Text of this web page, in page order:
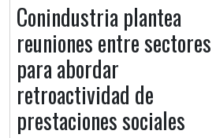
Conindustria plantea
reuniones entre sectores
para abordar
retroactividad de
prestaciones sociales